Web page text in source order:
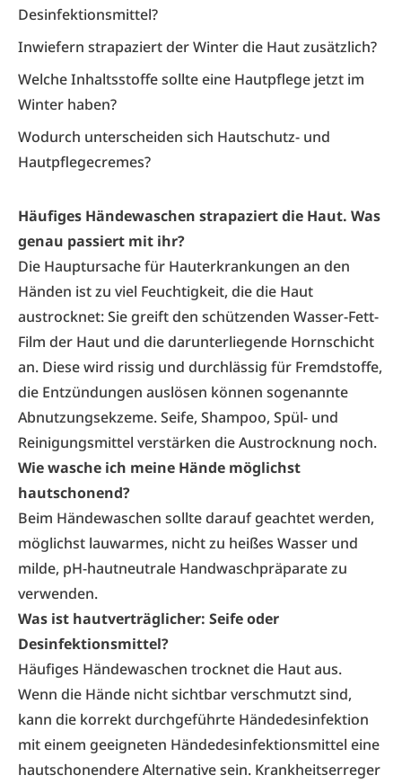
Desinfektionsmittel?
Inwiefern strapaziert der Winter die Haut zusätzlich?
Welche Inhaltsstoffe sollte eine Hautpflege jetzt im
Winter haben?
Wodurch unterscheiden sich Hautschutz- und
Hautpflegecremes?
Häufiges Händewaschen strapaziert die Haut. Was
genau passiert mit ihr?
Die Hauptursache für Hauterkrankungen an den
Händen ist zu viel Feuchtigkeit, die die Haut
austrocknet: Sie greift den schützenden Wasser-Fett-
Film der Haut und die darunterliegende Hornschicht
an. Diese wird rissig und durchlässig für Fremdstoffe,
die Entzündungen auslösen können sogenannte
Abnutzungsekzeme. Seife, Shampoo, Spül- und
Reinigungsmittel verstärken die Austrocknung noch.
Wie wasche ich meine Hände möglichst
hautschonend?
Beim Händewaschen sollte darauf geachtet werden,
möglichst lauwarmes, nicht zu heißes Wasser und
milde, pH-hautneutrale Handwaschpräparate zu
verwenden.
Was ist hautverträglicher: Seife oder
Desinfektionsmittel?
Häufiges Händewaschen trocknet die Haut aus.
Wenn die Hände nicht sichtbar verschmutzt sind,
kann die korrekt durchgeführte Händedesinfektion
mit einem geeigneten Händedesinfektionsmittel eine
hautschonendere Alternative sein. Krankheitserreger